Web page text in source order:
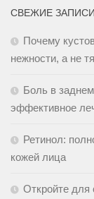
СВЕЖИЕ ЗАПИСИ
Почему
нежности, а не
Боль в
эффективное
Ретинол:
кожей лица
Откройте для